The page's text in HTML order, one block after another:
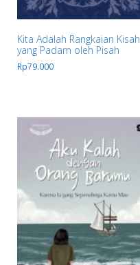
Kita Adalah Rangkaian Kisah
yang Padam oleh Pisah
Rp79.000